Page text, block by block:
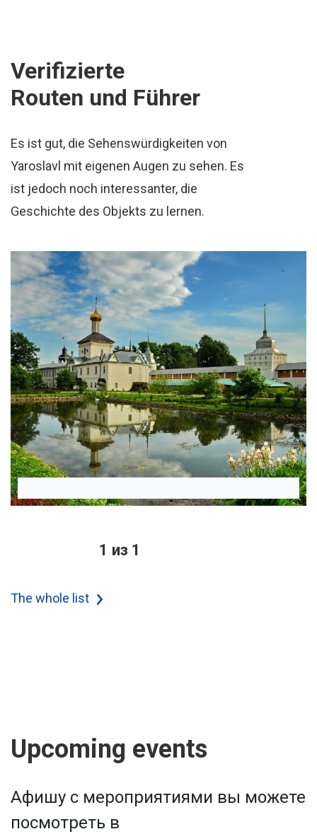
Verifizierte
Routen und Führer
Es ist gut, die Sehenswürdigkeiten von
Yaroslavl mit eigenen Augen zu sehen. Es
ist jedoch noch interessanter, die
Geschichte des Objekts zu lernen.
1 из 1
The whole list
Upcoming events
Афишу с мероприятиями вы можете
посмотреть в